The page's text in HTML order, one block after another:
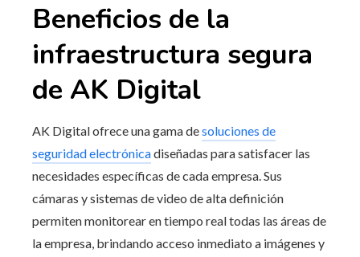
Beneficios de la
infraestructura segura
de AK Digital
AK Digital ofrece una gama desoluciones de
seguridad electrónicadiseñadas para satisfacer las
necesidades específicas de cada empresa. Sus
cámaras y sistemas de video de alta definición
permiten monitorear en tiempo real todas las áreas de
la empresa, brindando acceso inmediato a imágenes y